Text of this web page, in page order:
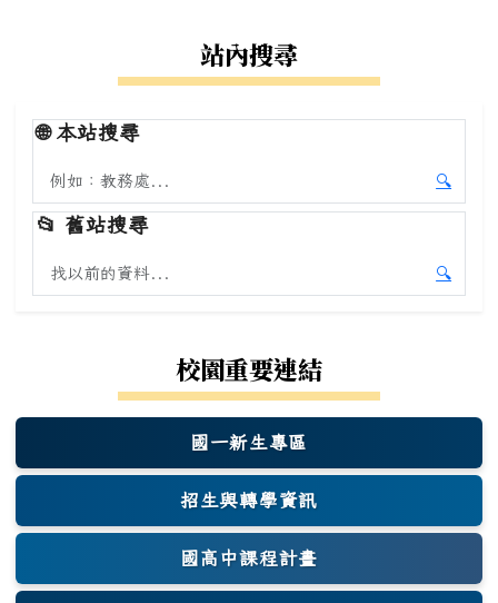
站內搜尋
🌐本站搜尋
搜尋本站內容
🔍
開始本
📂 舊站搜尋
搜尋舊站內容
🔍
開始舊
校園重要連結
國一新生專區
(另開新視窗)
招生與轉學資訊
國高中課程計畫